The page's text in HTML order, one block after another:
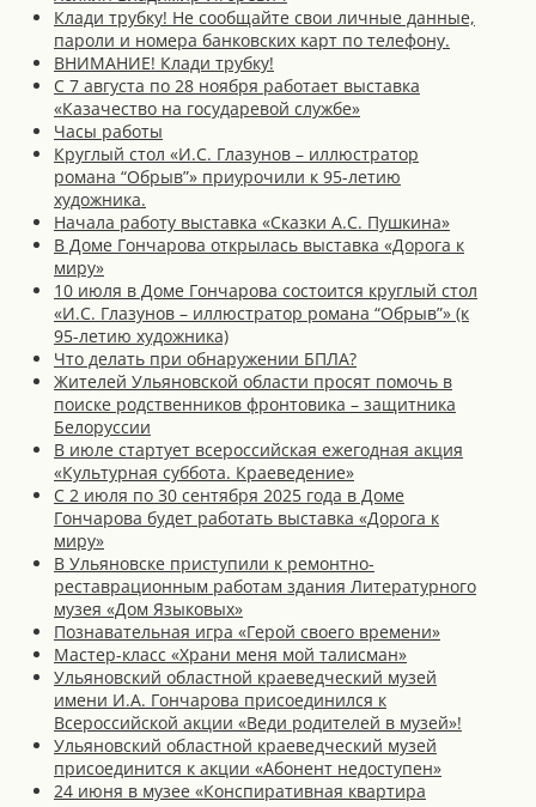
Клади трубку! Не сообщайте свои личные данные,
пароли и номера банковских карт по телефону.
ВНИМАНИЕ! Клади трубку!
С 7 августа по 28 ноября работает выставка
«Казачество на государевой службе»
Часы работы
Круглый стол «И.С. Глазунов – иллюстратор
романа “Обрыв”» приурочили к 95-летию
художника.
Начала работу выставка «Сказки А.С. Пушкина»
В Доме Гончарова открылась выставка «Дорога к
миру»
10 июля в Доме Гончарова состоится круглый стол
«И.С. Глазунов – иллюстратор романа “Обрыв”» (к
95-летию художника)
Что делать при обнаружении БПЛА?
Жителей Ульяновской области просят помочь в
поиске родственников фронтовика – защитника
Белоруссии
В июле стартует всероссийская ежегодная акция
«Культурная суббота. Краеведение»
С 2 июля по 30 сентября 2025 года в Доме
Гончарова будет работать выставка «Дорога к
миру»
В Ульяновске приступили к ремонтно-
реставрационным работам здания Литературного
музея «Дом Языковых»
Познавательная игра «Герой своего времени»
Мастер-класс «Храни меня мой талисман»
Ульяновский областной краеведческий музей
имени И.А. Гончарова присоединился к
Всероссийской акции «Веди родителей в музей»!
Ульяновский областной краеведческий музей
присоединится к акции «Абонент недоступен»
24 июня в музее «Конспиративная квартира